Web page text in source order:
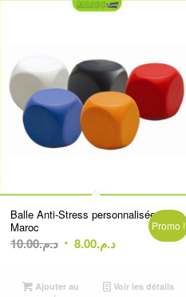
Balle Anti-Stress personnalisée
Maroc
د.م.10.00
Le
initial
د.م.8.00
Le
actuel
Promo !
Ajouter au
Voir les détails